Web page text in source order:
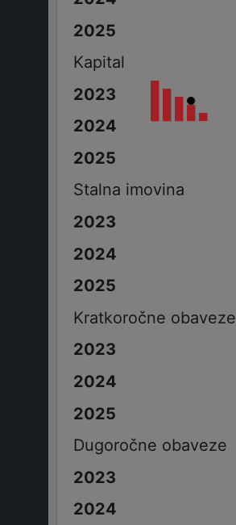
Kapital
Stalna imovina
Kratkoročne obaveze
Dugoročne obaveze